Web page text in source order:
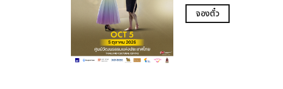
จองตั๋ว